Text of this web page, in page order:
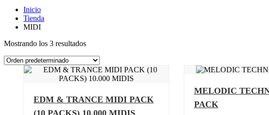
Inicio
Tienda
MIDI
Mostrando los 3 resultados
EDM & TRANCE MIDI PACK
(10 PACKS) 10.000 MIDIS
MELODIC
PACK